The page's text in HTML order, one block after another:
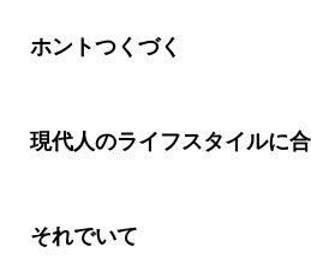
ホントつくづく
現代人のライフスタイルに
それでいて